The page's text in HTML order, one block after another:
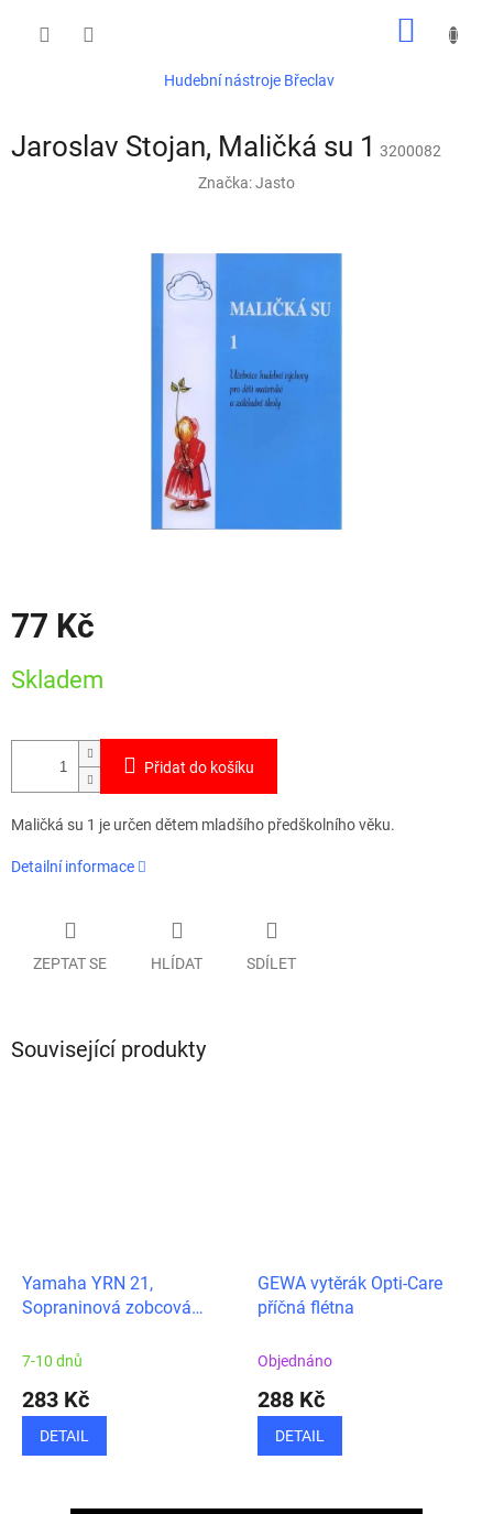
Hudební nástroje Břeclav
Jaroslav Stojan, Maličká su 1 3200082
Značka:Jasto
77 Kč
cena:
Skladem
Přidat do košíku
Maličká su 1 je určen dětem mladšího předškolního věku.
Detailní informace
ZEPTAT SE HLÍDAT SDÍLET
Související produkty
Yamaha YRN 21,
Sopraninová zobcová
7-10 dnů
283 Kč
DETAIL
GEWA vytěrák Opti-Care
příčná flétna
Objednáno
288 Kč
DETAIL